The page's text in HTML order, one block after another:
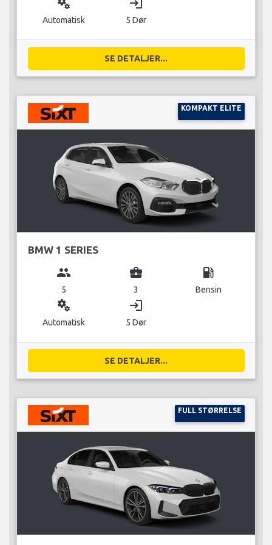
miscellaneous_services
Automatisk
login
5 Dør
SE DETALJER...
KOMPAKT ELITE
BMW 1 SERIES
group
5
business_center
3
local_gas_station
Bensin
miscellaneous_services
Automatisk
login
5 Dør
SE DETALJER...
FULL STØRRELSE